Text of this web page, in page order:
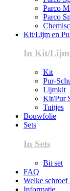
Parco
Parco
Kit/Lijm en
In Kit/Lijm
Kit
Pur-
Lijmkit
Kit/Pur
Tuitjes
Bouwfolie
Sets
In Sets
Bit set
FAQ
Welke
Informatie